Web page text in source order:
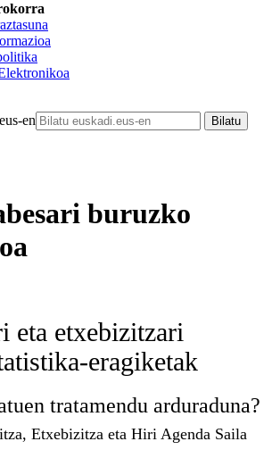
en
buruzko
eta etxebizitzari
eragiketak
tratamendu arduraduna?
Etxebizitza eta Hiri Agenda Saila